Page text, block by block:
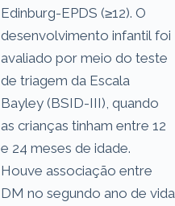
Edinburg-EPDS (≥12). O
desenvolvimento infantil foi
avaliado por meio do teste
de triagem da Escala
Bayley (BSID-III), quando
as crianças tinham entre 12
e 24 meses de idade.
Houve associação entre
DM no segundo ano de vida